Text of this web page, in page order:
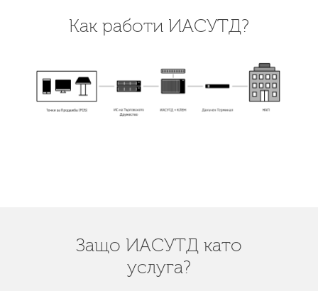
Как работи ИАСУТД?
Защо ИАСУТД като
услуга?